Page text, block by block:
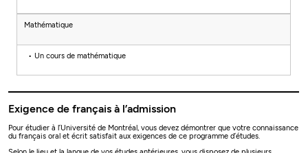
Mathématique
Un cours de mathématique
Exigence de français à l’admission
Pour étudier à l’Université de Montréal, vous devez démontrer que votre connaissance
du français oral et écrit satisfait aux exigences de ce programme d’études.